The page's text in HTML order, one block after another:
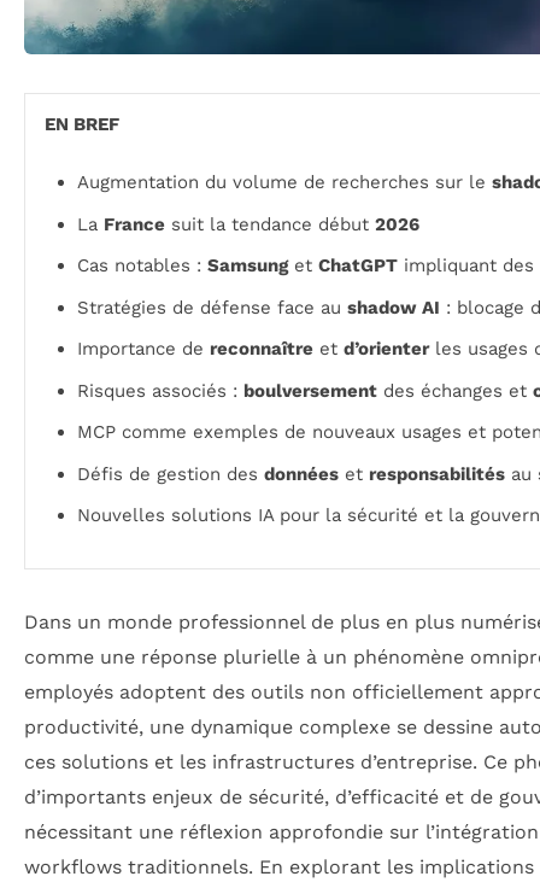
EN BREF
Augmentation du volume de recherches sur le
La France suit la tendance début 2026
Cas notables : Samsunget ChatGPT impliquant
Stratégies de défense face au shadow AI : blocage
Importance de reconnaître et d’orienterles usages
Risques associés : boulversement des échanges et
MCP comme exemples de nouveaux usages et
Défis de gestion des données et responsabilités au
Nouvelles solutions IA pour la sécurité et la
Dans un monde professionnel de plus en plus
comme une réponse plurielle à un phénomène
employés adoptent des outils non officiellement
productivité, une dynamique complexe se dessine
ces solutions et les infrastructures d’entreprise. Ce
d’importants enjeux de sécurité, d’efficacité et de
nécessitant une réflexion approfondie sur l’intégration
workflows traditionnels. En explorant les